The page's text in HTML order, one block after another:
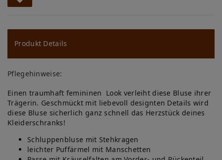
W
u
ns
ch
lis
te
Produkt Details
Pflegehinweise:
Einen traumhaft femininen Look verleiht diese Bluse ihrer
Trägerin. Geschmückt mit liebevoll designten Details wird
diese Bluse sicherlich ganz schnell das Herzstück deines
Kleiderschranks!
Schluppenbluse mit Stehkragen
leichter Puffärmel mit Manschetten